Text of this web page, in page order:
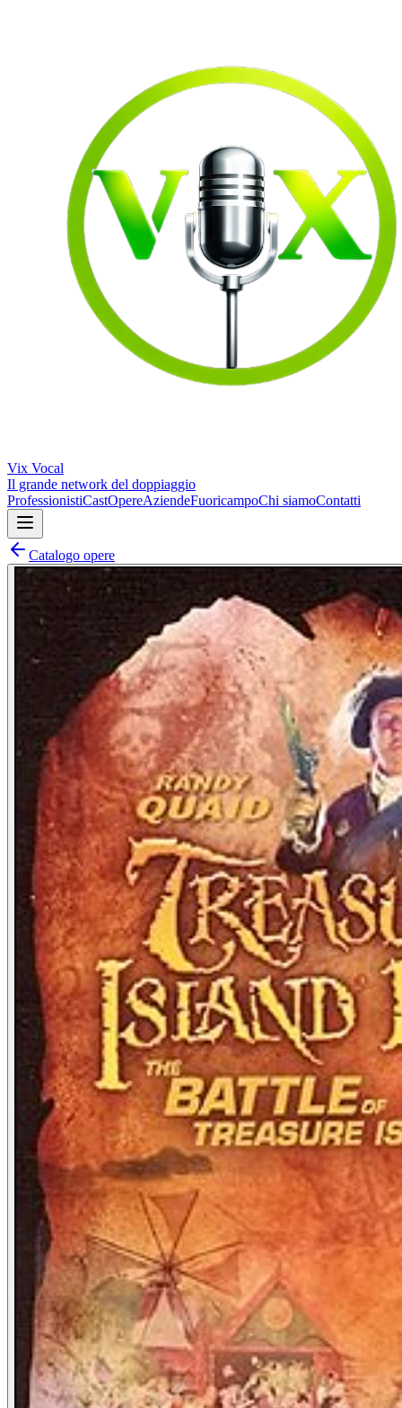
Vix Vocal
Il grande network del doppiaggio
ProfessionistiCastOpereAziendeFuoricampoChi siamoContatti
Catalogo opere